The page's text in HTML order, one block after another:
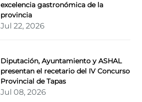
excelencia gastronómica de la
provincia
Jul 22, 2026
Diputación, Ayuntamiento y ASHAL
presentan el recetario del IV Concurso
Provincial de Tapas
Jul 08, 2026